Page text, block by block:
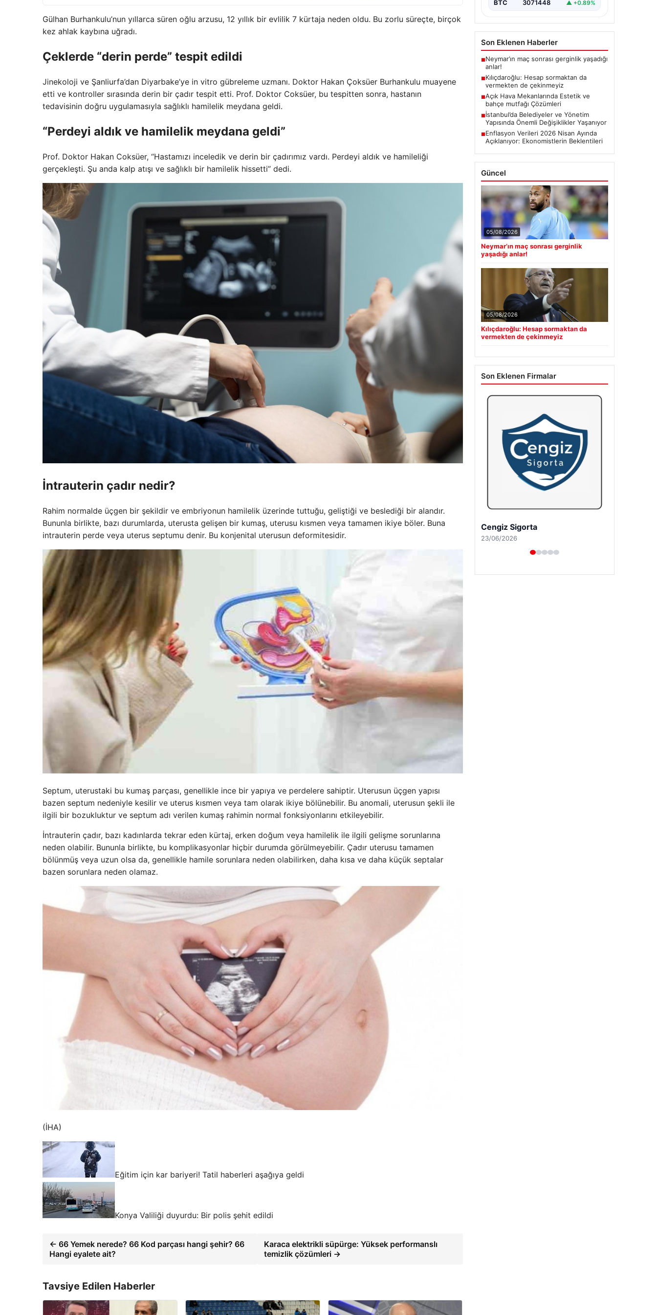
Gülhan Burhankulu’nun yıllarca süren oğlu arzusu, 12 yıllık bir evlilik 7 kürtaja neden oldu. Bu zorlu süreçte, birçok
kez ahlak kaybına uğradı.
Çeklerde “derin perde” tespit edildi
Jinekoloji ve Şanliurfa’dan Diyarbake’ye in vitro gübreleme uzmanı. Doktor Hakan Çoksüer Burhankulu muayene
etti ve kontroller sırasında derin bir çadır tespit etti. Prof. Doktor Coksüer, bu tespitten sonra, hastanın
tedavisinin doğru uygulamasıyla sağlıklı hamilelik meydana geldi.
“Perdeyi aldık ve hamilelik meydana geldi”
Prof. Doktor Hakan Coksüer, “Hastamızı inceledik ve derin bir çadırımız vardı. Perdeyi aldık ve hamileliği
gerçekleşti. Şu anda kalp atışı ve sağlıklı bir hamilelik hissetti” dedi.
İntrauterin çadır nedir?
Rahim normalde üçgen bir şekildir ve embriyonun hamilelik üzerinde tuttuğu, geliştiği ve beslediği bir alandır.
Bununla birlikte, bazı durumlarda, uterusta gelişen bir kumaş, uterusu kısmen veya tamamen ikiye böler. Buna
intrauterin perde veya uterus septumu denir. Bu konjenital uterusun deformitesidir.
Septum, uterustaki bu kumaş parçası, genellikle ince bir yapıya ve perdelere sahiptir. Uterusun üçgen yapısı
bazen septum nedeniyle kesilir ve uterus kısmen veya tam olarak ikiye bölünebilir. Bu anomali, uterusun şekli ile
ilgili bir bozukluktur ve septum adı verilen kumaş rahimin normal fonksiyonlarını etkileyebilir.
İntrauterin çadır, bazı kadınlarda tekrar eden kürtaj, erken doğum veya hamilelik ile ilgili gelişme sorunlarına
neden olabilir. Bununla birlikte, bu komplikasyonlar hiçbir durumda görülmeyebilir. Çadır uterusu tamamen
bölünmüş veya uzun olsa da, genellikle hamile sorunlara neden olabilirken, daha kısa ve daha küçük septalar
bazen sorunlara neden olamaz.
(İHA)
Eğitim için kar bariyeri! Tatil haberleri aşağıya geldi
Konya Valiliği duyurdu: Bir polis şehit edildi
← 66 Yemek nerede? 66 Kod parçası hangi şehir? 66
Hangi eyalete ait?
Karaca elektrikli süpürge: Yüksek performanslı
temizlik çözümleri →
Tavsiye Edilen Haberler
BTC 3071448 ▲ +0.89%
Son Eklenen Haberler
■Neymar’ın maç sonrası gerginlik yaşadığı
anlar!
■Kılıçdaroğlu: Hesap sormaktan da
vermekten de çekinmeyiz
■Açık Hava Mekanlarında Estetik ve
bahçe mutfağı Çözümleri
■İstanbul’da Belediyeler ve Yönetim
Yapısında Önemli Değişiklikler Yaşanıyor
■Enflasyon Verileri 2026 Nisan Ayında
Açıklanıyor: Ekonomistlerin Beklentileri
Güncel
05/08/2026
Neymar’ın maç sonrası gerginlik
yaşadığı anlar!
05/08/2026
Kılıçdaroğlu: Hesap sormaktan da
vermekten de çekinmeyiz
Son Eklenen Firmalar
Hastaş Beton
26/05/2026